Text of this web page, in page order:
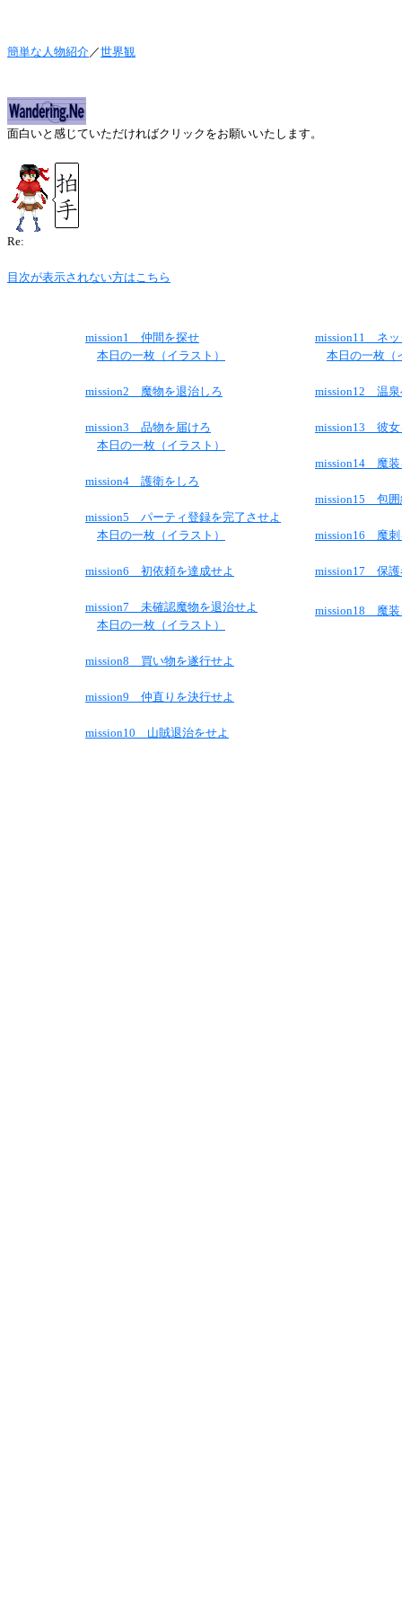
簡単な人物紹介／世界観
面白いと感じていただければクリックをお願いいたします。
Re:
目次が表示されない方はこちら
mission1 仲間を探せ
本日の一枚（イラスト）
mission2 魔物を退治しろ
mission3 品物を届けろ
本日の一枚（イラスト）
mission4 護衛をしろ
mission5 パーティ登録を完了させよ
本日の一枚（イラスト）
mission6 初依頼を達成せよ
mission7 未確認魔物を退治せよ
本日の一枚（イラスト）
mission8 買い物を遂行せよ
mission9 仲直りを決行せよ
mission10 山賊退治をせよ
mission11 ネッ
本日の一枚（
mission12 温泉
mission13 彼女
mission14 魔装
mission15 包囲
mission16 魔刺
mission17 保護
mission18 魔装